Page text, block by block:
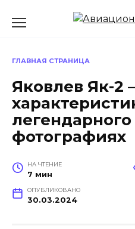
ГЛАВНАЯ СТРАНИЦА
Яковлев Як-2
фотографиях
НА ЧТЕНИЕ
7 мин
ОПУБЛИКОВАНО
30.03.2024